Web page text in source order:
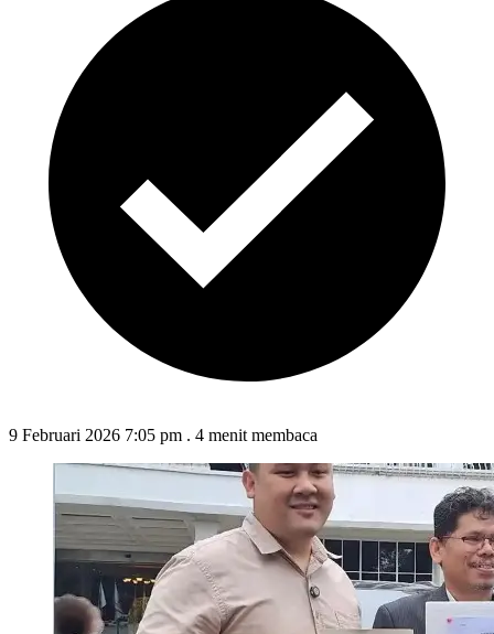
9 Februari 2026 7:05 pm . 4 menit membaca